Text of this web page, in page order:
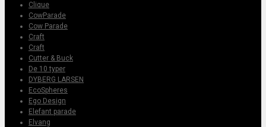
Clique
CowParade
Cow Parade
Craft
Craft
Cutter & Buck
De 10 typer
DYBERG LARSEN
EcoSpheres
Ego Design
Elefant parade
Elvang